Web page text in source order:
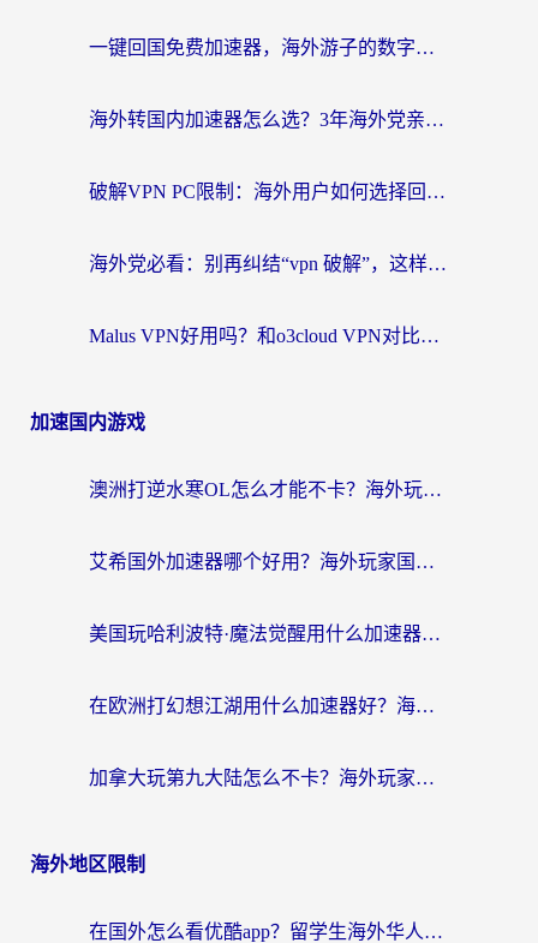
一键回国免费加速器，海外游子的数字归乡路
海外转国内加速器怎么选？3年海外党亲测指南，无缝刷剧玩游戏不再难
破解VPN PC限制：海外用户如何选择回国加速器实现无缝访问国内资源
海外党必看：别再纠结“vpn 破解”，这样选回国加速器才能真正无缝访问国内资源
Malus VPN好用吗？和o3cloud VPN对比哪个回国效果更好？
加速国内游戏
澳洲打逆水寒OL怎么才能不卡？海外玩家国服游戏加速终极指南（附梦幻模拟战地铁跑酷解决办法）
艾希国外加速器哪个好用？海外玩家国服游戏畅玩终极指南（附欧洲玩鸣潮街头篮球实测）
美国玩哈利波特·魔法觉醒用什么加速器？告别延迟的终极指南（含免费QQ炫舞方案+印尼妄想山海秘籍）
在欧洲打幻想江湖用什么加速器好？海外玩家国服游戏畅玩指南
加拿大玩第九大陆怎么不卡？海外玩家国服游戏加速全攻略（附足球世界萤火突击实测）
海外地区限制
在国外怎么看优酷app？留学生海外华人必看的无限制追剧指南